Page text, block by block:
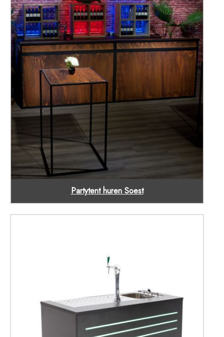
Partytent huren Soest